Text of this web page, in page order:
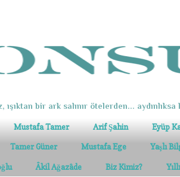
ışıktan bir ark salınır ötelerden... aydınlıksa
Mustafa Tamer Arif Şahin Eyüp
Tamer Güner Mustafa Ege Yaşlı
Âkil Ağazâde Biz Kimiz?